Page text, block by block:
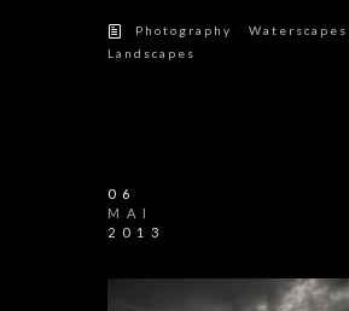
Photography
Waterscapes
Landscapes
06
MAI
2013